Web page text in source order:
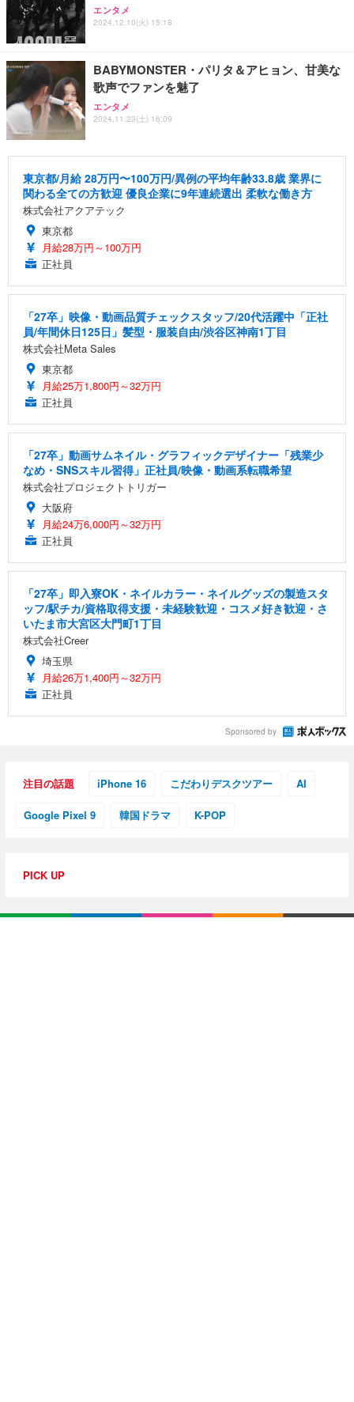
エンタメ
2024.12.10(火) 15:18
BABYMONSTER・パリタ＆アヒョン、甘美な
歌声でファンを魅了
エンタメ
2024.11.23(土) 16:09
東京都/月給 28万円〜100万円/異例の平均年齢33.8歳 業界に
関わる全ての方歓迎 優良企業に9年連続選出 柔軟な働き方
株式会社アクアテック
東京都
月給28万円～100万円
正社員
「27卒」映像・動画品質チェックスタッフ/20代活躍中「正社
員/年間休日125日」髪型・服装自由/渋谷区神南1丁目
株式会社Meta Sales
東京都
月給25万1,800円～32万円
正社員
「27卒」動画サムネイル・グラフィックデザイナー「残業少
なめ・SNSスキル習得」正社員/映像・動画系転職希望
株式会社プロジェクトトリガー
大阪府
月給24万6,000円～32万円
正社員
「27卒」即入寮OK・ネイルカラー・ネイルグッズの製造スタ
ッフ/駅チカ/資格取得支援・未経験歓迎・コスメ好き歓迎・さ
いたま市大宮区大門町1丁目
株式会社Creer
埼玉県
月給26万1,400円～32万円
正社員
Sponsored by
注目の話題 iPhone 16 こだわりデスクツアー AI
Google Pixel 9 韓国ドラマ K-POP
PICK UP